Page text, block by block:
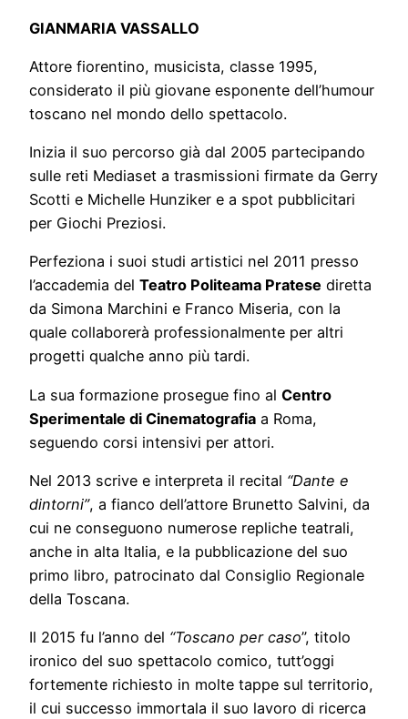
GIANMARIA VASSALLO
Attore fiorentino, musicista, classe 1995,
considerato il più giovane esponente dell’humour
toscano nel mondo dello spettacolo.
Inizia il suo percorso già dal 2005 partecipando
sulle reti Mediaset a trasmissioni firmate da Gerry
Scotti e Michelle Hunziker e a spot pubblicitari
per Giochi Preziosi.
Perfeziona i suoi studi artistici nel 2011 presso
l’accademia del Teatro Politeama Pratese diretta
da Simona Marchini e Franco Miseria, con la
quale collaborerà professionalmente per altri
progetti qualche anno più tardi.
La sua formazione prosegue fino al Centro
Sperimentale di Cinematografia a Roma,
seguendo corsi intensivi per attori.
Nel 2013 scrive e interpreta il recital “Dante e
dintorni”, a fianco dell’attore Brunetto Salvini, da
cui ne conseguono numerose repliche teatrali,
anche in alta Italia, e la pubblicazione del suo
primo libro, patrocinato dal Consiglio Regionale
della Toscana.
Il 2015 fu l’anno del “Toscano per caso”, titolo
ironico del suo spettacolo comico, tutt’oggi
fortemente richiesto in molte tappe sul territorio,
il cui successo immortala il suo lavoro di ricerca